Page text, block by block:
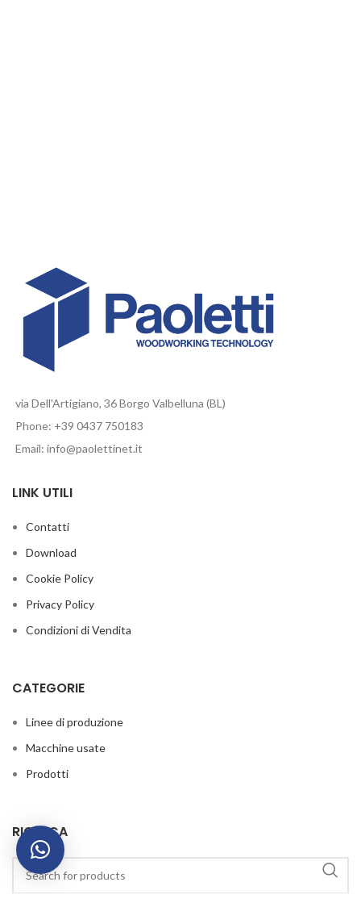
via Dell'Artigiano, 36 Borgo Valbelluna (BL)
Phone: +39 0437 750183
Email: info@paolettinet.it
LINK UTILI
Contatti
Download
Cookie Policy
Privacy Policy
Condizioni di Vendita
CATEGORIE
Linee di produzione
Macchine usate
Prodotti
RICERCA